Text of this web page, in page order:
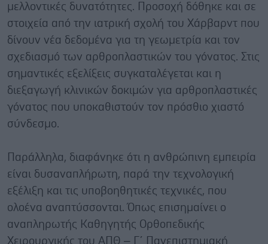
μελλοντικές δυνατότητες. Προσοχή δόθηκε και σε
στοιχεία από την ιατρική σχολή του Χάρβαρντ που
δίνουν νέα δεδομένα για τη γεωμετρία και τον
σχεδιασμό των αρθροπλαστικών του γόνατος. Στις
σημαντικές εξελίξεις συγκαταλέγεται και η
διεξαγωγή κλινικών δοκιμών για αρθροπλαστικές
γόνατος που υποκαθιστούν τον πρόσθιο χιαστό
σύνδεσμο.
Παράλληλα, διαφάνηκε ότι η ανθρώπινη εμπειρία
είναι δυσαναπλήρωτη, παρά την τεχνολογική
εξέλιξη και τις υποβοηθητικές τεχνικές, που
ολοένα αναπτύσσονται. Όπως επισημαίνει ο
αναπληρωτής Καθηγητής Ορθοπεδικής
Χειρουργικής του ΑΠΘ – Γ΄ Πανεπιστημιακή